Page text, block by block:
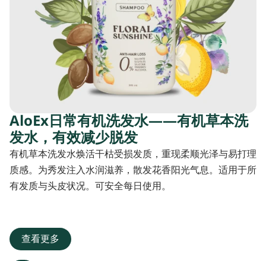
AloEx日常有机洗发水——有机草本洗
发水，有效减少脱发
有机草本洗发水焕活干枯受损发质，重现柔顺光泽与易打理
质感。为秀发注入水润滋养，散发花香阳光气息。适用于所
有发质与头皮状况。可安全每日使用。
查看更多